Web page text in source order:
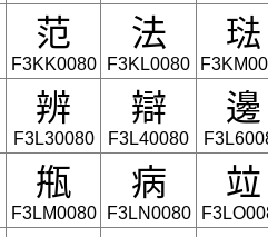
范
F3KK0080
法
F3KL0080
琺
辨
F3L30080
辯
F3L40080
邊
甁
F3LM0080
病
F3LN0080
竝